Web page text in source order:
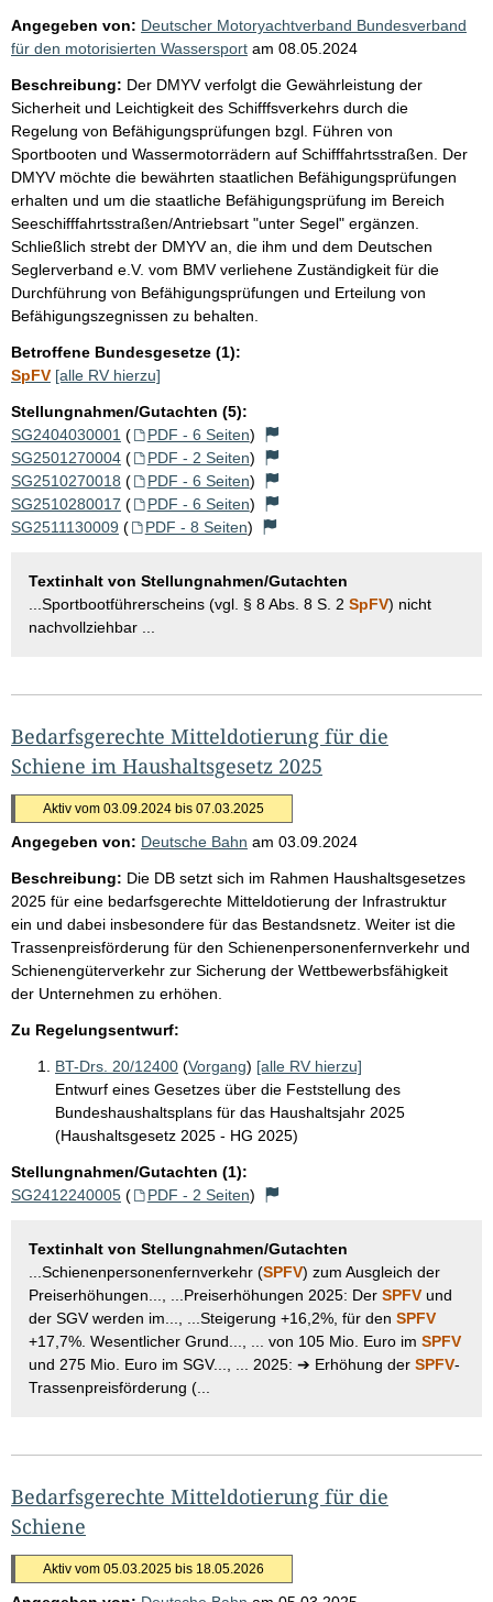
Angegeben von: Deutscher Motoryachtverband Bundesverband
für den motorisierten Wassersport am 08.05.2024
Beschreibung: Der DMYV verfolgt die Gewährleistung der
Sicherheit und Leichtigkeit des Schifffsverkehrs durch die
Regelung von Befähigungsprüfungen bzgl. Führen von
Sportbooten und Wassermotorrädern auf Schifffahrtsstraßen. Der
DMYV möchte die bewährten staatlichen Befähigungsprüfungen
erhalten und um die staatliche Befähigungsprüfung im Bereich
Seeschifffahrtsstraßen/Antriebsart "unter Segel" ergänzen.
Schließlich strebt der DMYV an, die ihm und dem Deutschen
Seglerverband e.V. vom BMV verliehene Zuständigkeit für die
Durchführung von Befähigungsprüfungen und Erteilung von
Befähigungszegnissen zu behalten.
Betroffene Bundesgesetze (1):
SpFV [alle RV hierzu]
Stellungnahmen/Gutachten (5):
SG2404030001 ( PDF - 6 Seiten)
SG2501270004 ( PDF - 2 Seiten)
SG2510270018 ( PDF - 6 Seiten)
SG2510280017 ( PDF - 6 Seiten)
SG2511130009 ( PDF - 8 Seiten)
Textinhalt von Stellungnahmen/Gutachten
...Sportbootführerscheins (vgl. § 8 Abs. 8 S. 2 SpFV) nicht
nachvollziehbar ...
Bedarfsgerechte Mitteldotierung für die
Schiene im Haushaltsgesetz 2025
Aktiv vom 03.09.2024 bis 07.03.2025
Angegeben von: Deutsche Bahn am 03.09.2024
Beschreibung: Die DB setzt sich im Rahmen Haushaltsgesetzes
2025 für eine bedarfsgerechte Mitteldotierung der Infrastruktur
ein und dabei insbesondere für das Bestandsnetz. Weiter ist die
Trassenpreisförderung für den Schienenpersonenfernverkehr und
Schienengüterverkehr zur Sicherung der Wettbewerbsfähigkeit
der Unternehmen zu erhöhen.
Zu Regelungsentwurf:
BT-Drs. 20/12400 (Vorgang) [alle RV hierzu]
Entwurf eines Gesetzes über die Feststellung des
Bundeshaushaltsplans für das Haushaltsjahr 2025
(Haushaltsgesetz 2025 - HG 2025)
Stellungnahmen/Gutachten (1):
SG2412240005 ( PDF - 2 Seiten)
Textinhalt von Stellungnahmen/Gutachten
...Schienenpersonenfernverkehr (SPFV) zum Ausgleich der
Preiserhöhungen..., ...Preiserhöhungen 2025: Der SPFV und
der SGV werden im..., ...Steigerung +16,2%, für den SPFV
+17,7%. Wesentlicher Grund..., ... von 105 Mio. Euro im SPFV
und 275 Mio. Euro im SGV..., ... 2025: ➔ Erhöhung der SPFV-
Trassenpreisförderung (...
Bedarfsgerechte Mitteldotierung für die
Schiene
Aktiv vom 05.03.2025 bis 18.05.2026